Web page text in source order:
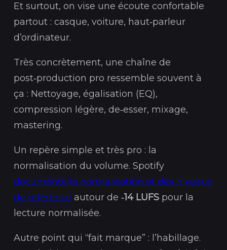
Et surtout, on vise une écoute confortable
partout : casque, voiture, haut‑parleur
d’ordinateur.
Très concrètement, une chaîne de
post‑production pro ressemble souvent à
ça : Nettoyage, égalisation (EQ),
compression légère, de‑esser, mixage,
mastering.
Un repère simple et très pro : la
normalisation du volume. Spotify
documente la normalisation et des niveaux
de référence autour de ‑14 LUFS pour la
lecture normalisée.
Autre point qui “fait marque” : l’habillage.